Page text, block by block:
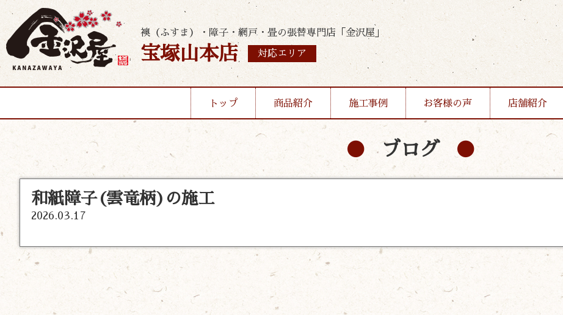
襖（ふすま）・障子・網戸・畳の張替専門店「金沢屋」
宝塚山本店 対応エリア
トップ 商品紹介 施工事例 お客様の声 店舗紹介
ブログ
和紙障子(雲竜柄)の施工
2026.03.17